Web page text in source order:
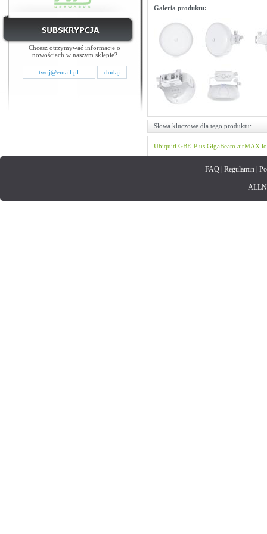
Chcesz otrzymywać informacje o
nowościach w naszym sklepie?
Galeria produktu:
Słowa kluczowe dla tego produktu:
Ubiquiti GBE-Plus GigaBeam airMAX
FAQ| Regulamin|